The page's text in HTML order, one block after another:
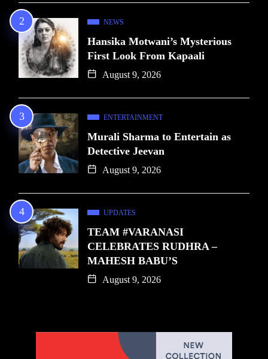
NEWS
Hansika Motwani’s Mysterious
First Look From Kapaali
August 9, 2026
ENTERTAINMENT
Murali Sharma to Entertain as
Detective Jeevan
August 9, 2026
UPDATES
TEAM #VARANASI
CELEBRATES RUDHRA –
MAHESH BABU’S
August 9, 2026